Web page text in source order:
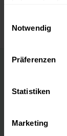
Notwendig
Präferenzen
Statistiken
Marketing